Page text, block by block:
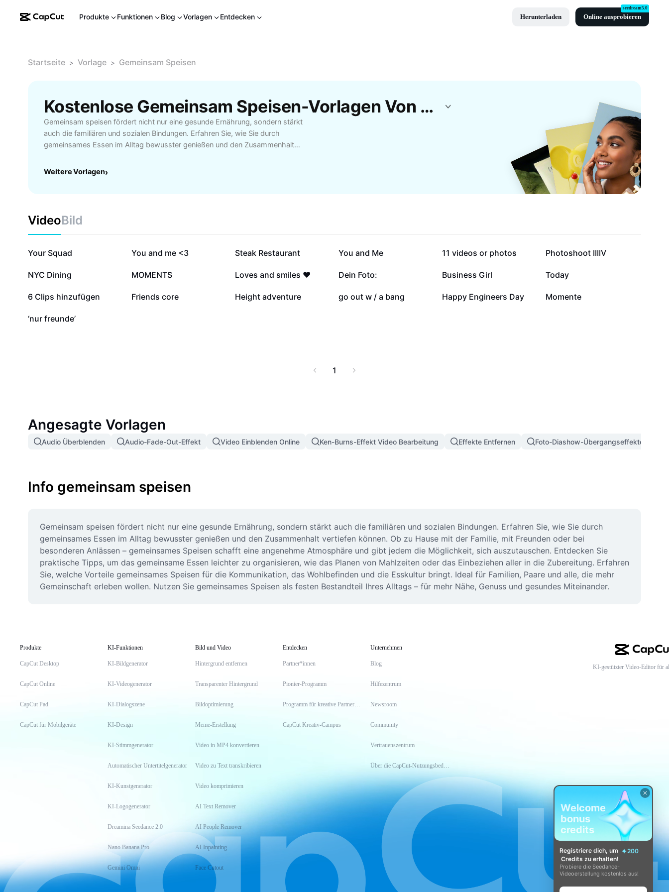
Produkte Funktionen Blog Vorlagen Entdecken Herunterladen Online ausprobieren
seedream5.0
Startseite > Vorlage > Gemeinsam Speisen
Kostenlose Gemeinsam Speisen-Vorlagen Von CapCut
Gemeinsam speisen fördert nicht nur eine gesunde Ernährung, sondern stärkt
auch die familiären und sozialen Bindungen. Erfahren Sie, wie Sie durch
gemeinsames Essen im Alltag bewusster genießen und den Zusammenhalt
besonderen Anlässen – gemeinsames Speisen schafft eine angenehme
Atmosphäre und gibt jedem die Möglichkeit, sich auszutauschen. Entdecken
Erfahren Sie, welche Vorteile gemeinsames Speisen für die Kommunikation,
das Wohlbefinden und die Esskultur bringt. Ideal für Familien, Paare und alle,
die mehr Gemeinschaft erleben wollen. Nutzen Sie gemeinsames Speisen als
festen Bestandteil Ihres Alltags – für mehr Nähe, Genuss und gesundes
Miteinander.
Weitere Vorlagen›
VideoBild
1,5 Mio.
Your Squad 360.271
You and me <3 207.433
Steak Restaurant 114.910
You and Me 82.894
11 videos or photos 54.774
Photoshoot IIIIV
40.332
NYC Dining 26.227
MOMENTS 23.169
Loves and smiles ❤️ 14.312
Dein Foto: 11.054
Business Girl 7030
Today
6617
6 Clips hinzufügen 5808
Friends core 5254
Height adventure 2570
go out w / a bang 1053
Happy Engineers Day 539
Momente
415
‘nur freunde’
1
Angesagte Vorlagen
Audio Überblenden Audio-Fade-Out-Effekt Video Einblenden Online Ken-Burns-Effekt Video Bearbeitung Effekte Entfernen Foto-Diashow-Übergangseffekte
Info gemeinsam speisen
Gemeinsam speisen fördert nicht nur eine gesunde Ernährung, sondern stärkt auch die familiären und sozialen Bindungen. Erfahren Sie, wie Sie durch
gemeinsames Essen im Alltag bewusster genießen und den Zusammenhalt vertiefen können. Ob zu Hause mit der Familie, mit Freunden oder bei
besonderen Anlässen – gemeinsames Speisen schafft eine angenehme Atmosphäre und gibt jedem die Möglichkeit, sich auszutauschen. Entdecken Sie
praktische Tipps, um das gemeinsame Essen leichter zu organisieren, wie das Planen von Mahlzeiten oder das Einbeziehen aller in die Zubereitung. Erfahren
Sie, welche Vorteile gemeinsames Speisen für die Kommunikation, das Wohlbefinden und die Esskultur bringt. Ideal für Familien, Paare und alle, die mehr
Gemeinschaft erleben wollen. Nutzen Sie gemeinsames Speisen als festen Bestandteil Ihres Alltags – für mehr Nähe, Genuss und gesundes Miteinander.
Produkte
CapCut Desktop
CapCut Online
CapCut Pad
CapCut für Mobilgeräte
KI-Funktionen
KI-Bildgenerator
KI-Videogenerator
KI-Dialogszene
KI-Design
KI-Stimmgenerator
Automatischer Untertitelgenerator
KI-Kunstgenerator
KI-Logogenerator
Dreamina Seedance 2.0
Nano Banana Pro
Gemini Omni
Bild und Video
Hintergrund entfernen
Transparenter Hintergrund
Bildoptimierung
Meme-Erstellung
Video in MP4 konvertieren
Video zu Text transkribieren
Video komprimieren
AI Text Remover
AI People Remover
AI Inpainting
Face Cutout
Entdecken
Partner*innen
Pionier-Programm
Programm für kreative Partner*innen
CapCut Kreativ-Campus
Unternehmen
Blog
Hilfezentrum
Newsroom
Community
Vertrauenszentrum
Über die CapCut-Nutzungsbedingungen
KI-gestützter Video-Editor für
Welcome
bonus
credits
Registriere dich, um
200
Credits zu erhalten!
Probiere die Seedance-
Videoerstellung kostenlos aus!